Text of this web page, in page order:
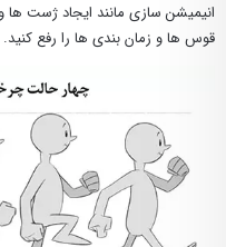
قوس ها و زمان بندی ها را رفع کنید.